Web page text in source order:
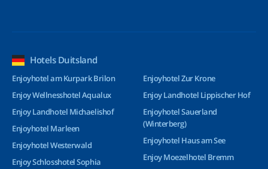
Hotels Duitsland
Enjoyhotel am Kurpark Brilon
Enjoy Wellnesshotel Aqualux
Enjoy Landhotel Michaelishof
Enjoyhotel Marleen
Enjoyhotel Westerwald
Enjoy Schlosshotel Sophia
Enjoyhotel Zur Krone
Enjoy Landhotel Lippischer Hof
Enjoyhotel Sauerland
(Winterberg)
Enjoyhotel Haus am See
Enjoy Moezelhotel Bremm